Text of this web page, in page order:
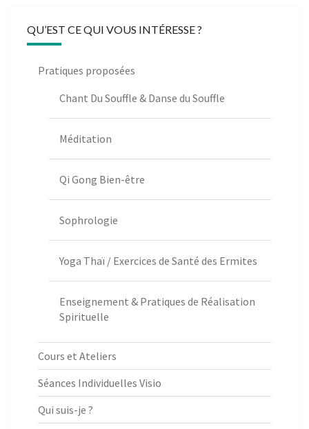
QU’EST CE QUI VOUS INTÉRESSE ?
Pratiques proposées
Chant Du Souffle & Danse du Souffle
Méditation
Qi Gong Bien-être
Sophrologie
Yoga Thaï / Exercices de Santé des Ermites
Enseignement & Pratiques de Réalisation
Spirituelle
Cours et Ateliers
Séances Individuelles Visio
Qui suis-je ?